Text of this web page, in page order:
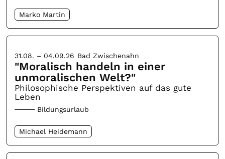
Marko Martin
31.08. – 04.09.26 Bad Zwischenahn
"Moralisch handeln in einer
unmoralischen Welt?"
Philosophische Perspektiven auf das gute
Leben
Bildungsurlaub
Michael Heidemann